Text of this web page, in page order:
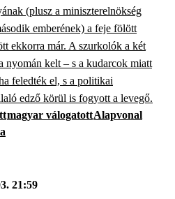
(plusz a miniszterelnökség
emberének) a feje fölött
ekkorra már. A szurkolók a két
nyomán kelt – s a kudarcok miatt
feledték el, s a politikai
edző körül is fogyott a levegő.
magyar válogatottAlapvonal
21:59